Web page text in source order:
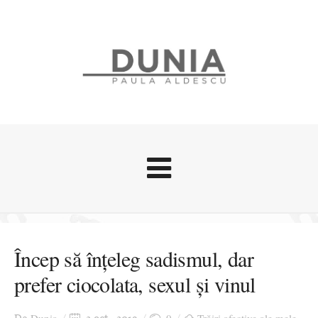
Stari afective
Zice Dunia
Călătorii
Cursuri povestite
Încep să înțeleg sadismul, dar
prefer ciocolata, sexul și vinul